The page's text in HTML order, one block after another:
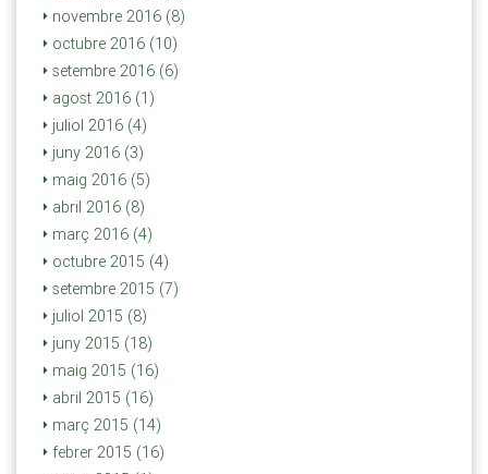
novembre 2016 (8)
octubre 2016 (10)
setembre 2016 (6)
agost 2016 (1)
juliol 2016 (4)
juny 2016 (3)
maig 2016 (5)
abril 2016 (8)
març 2016 (4)
octubre 2015 (4)
setembre 2015 (7)
juliol 2015 (8)
juny 2015 (18)
maig 2015 (16)
abril 2015 (16)
març 2015 (14)
febrer 2015 (16)